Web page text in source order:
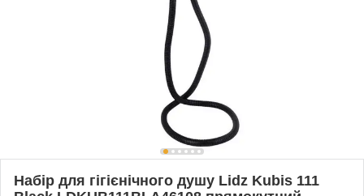
Набір для гігієнічного душу Lidz Kubis 111